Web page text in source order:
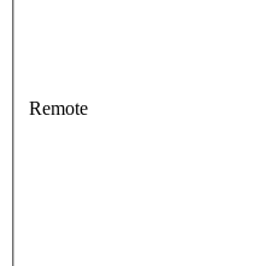
Remote